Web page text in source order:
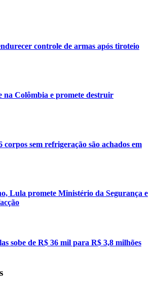
controle de armas após tiroteio
na Colômbia e promete destruir
corpos sem refrigeração são achados em
Lula promete Ministério da Segurança e
sobe de R$ 36 mil para R$ 3,8 milhões